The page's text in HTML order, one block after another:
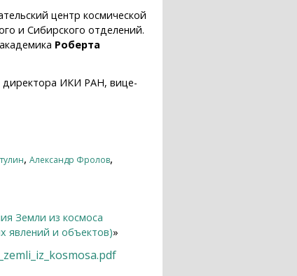
центр космической
и Сибирского отделений.
Роберта
директора ИКИ РАН, вице-
, Александр Фролов,
Земли из космоса
явлений и объектов)»